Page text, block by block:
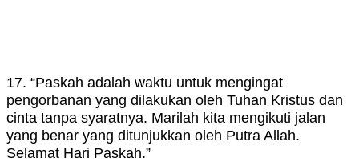
17. “Paskah adalah waktu untuk mengingat
pengorbanan yang dilakukan oleh Tuhan Kristus dan
cinta tanpa syaratnya. Marilah kita mengikuti jalan
yang benar yang ditunjukkan oleh Putra Allah.
Selamat Hari Paskah.”